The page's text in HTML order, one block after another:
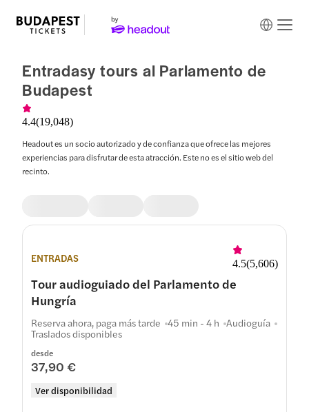
Entradasy tours al Parlamento de
Budapest
4.4(19,048)
Headout es un socio autorizado y de confianza que ofrece las mejores
experiencias para disfrutar de esta atracción. Este no es el sitio web del
recinto.
ENTRADAS 4.5(5,606)
Tour audioguiado del Parlamento de
Hungría
desde
37,90 €
Ver disponibilidad
Reserva ahora, paga más tarde 45 min - 4 h Audioguía
Traslados disponibles